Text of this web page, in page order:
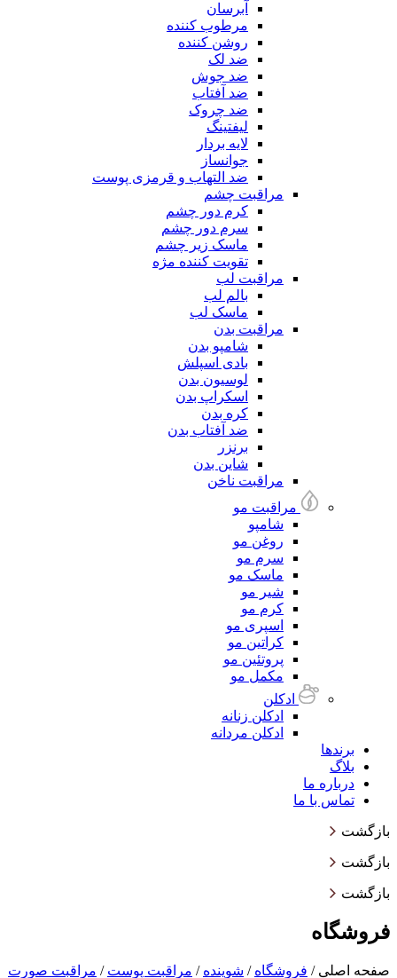
آبرسان
مرطوب کننده
روشن کننده
ضد لک
ضد جوش
ضد آفتاب
ضد چروک
لیفتینگ
لایه بردار
جوانساز
ضد التهاب و قرمزی پوست
مراقبت چشم
کرم دور چشم
سرم دور چشم
ماسک زیر چشم
تقویت کننده مژه
مراقبت لب
بالم لب
ماسک لب
مراقبت بدن
شامپو بدن
بادی اسپلش
لوسیون بدن
اسکراپ بدن
کره بدن
ضد آفتاب بدن
برنزر
شاین بدن
مراقبت ناخن
مراقبت مو
شامپو
روغن مو
سرم مو
ماسک مو
شیر مو
کرم مو
اسپری مو
کراتین مو
پروتئین مو
مکمل مو
ادکلن
ادکلن زنانه
ادکلن مردانه
برندها
بلاگ
درباره ما
تماس با ما
بازگشت
بازگشت
بازگشت
فروشگاه
صفحه اصلی / فروشگاه / شوینده / مراقبت پوست / مراقبت صورت